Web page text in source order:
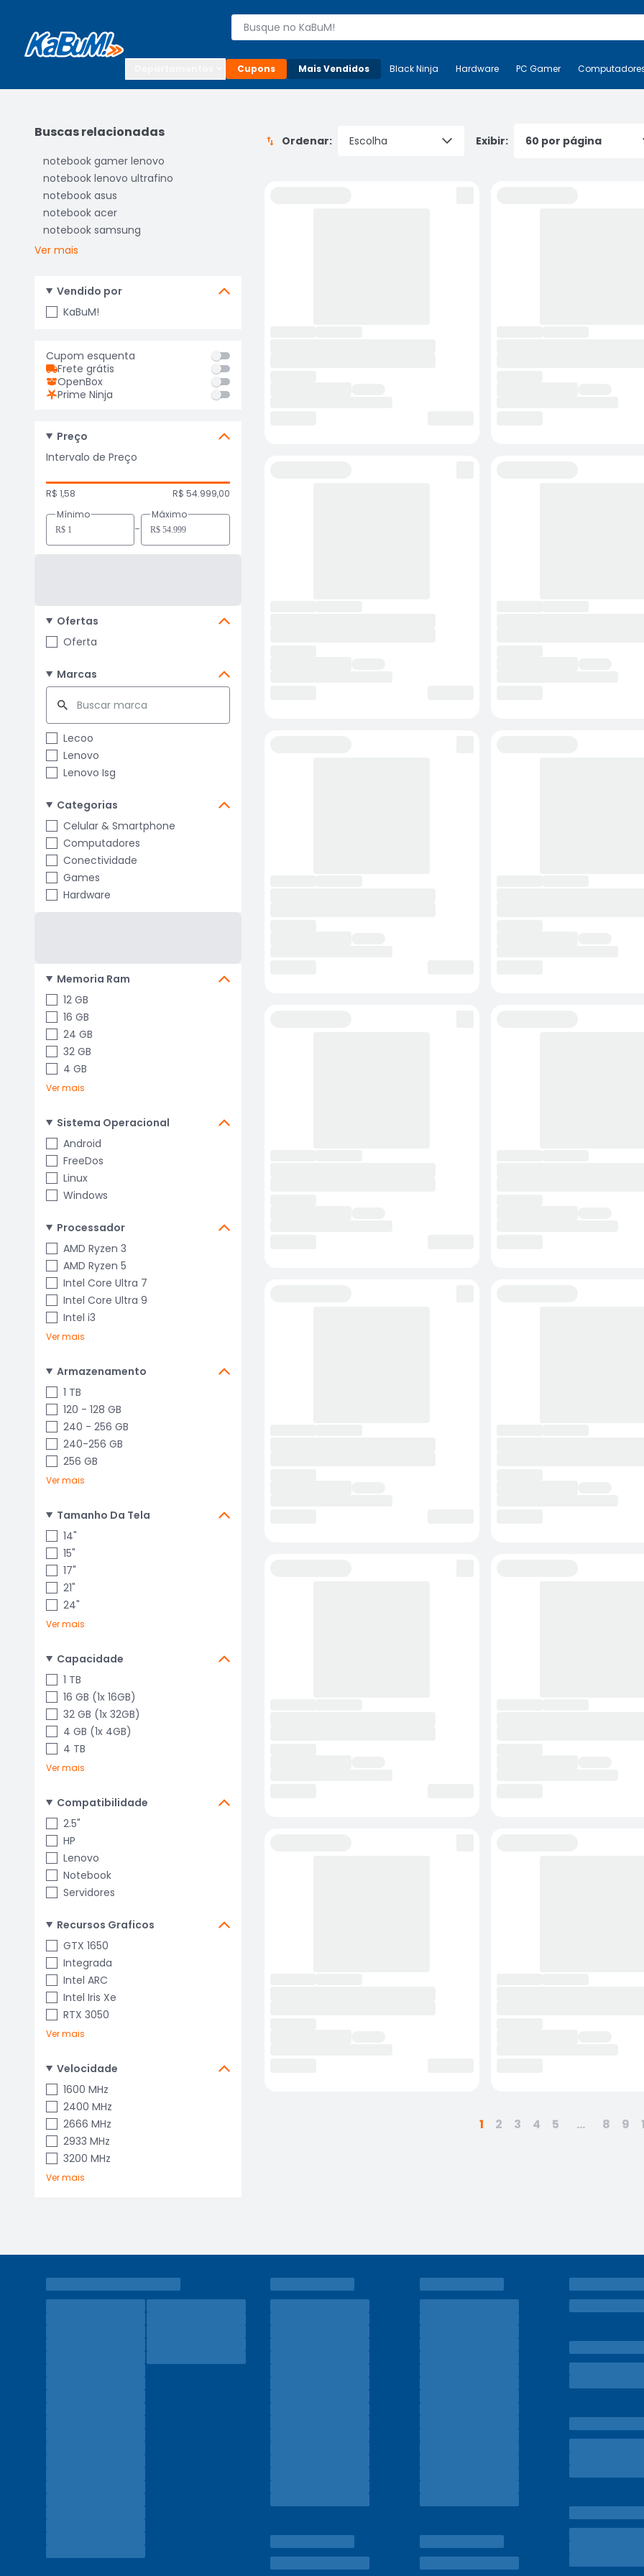
Buscar produtos
Cupons Mais Vendidos Mais-v- Black Ninja Hardware PC Gamer
Black Ninja Hardware PC Gamer
Buscas relacionadas
notebook gamer lenovo
notebook lenovo ultrafino
notebook asus
notebook acer
notebook samsung
Ver mais
Vendido por
KaBuM!
Cupom esquenta
Frete grátis
OpenBox
Prime Ninja
Preço
Intervalo de Preço
R$ 1,58
R$ 54.999,00
Mínimo
-
Máximo
Ofertas
Oferta
Marcas
Lecoo
Lenovo
Lenovo Isg
Categorias
Celular & Smartphone
Computadores
Conectividade
Games
Hardware
Memoria Ram
12 GB
16 GB
24 GB
32 GB
4 GB
Ver mais
Sistema Operacional
Android
FreeDos
Linux
Windows
Processador
AMD Ryzen 3
AMD Ryzen 5
Intel Core Ultra 7
Intel Core Ultra 9
Intel i3
Ver mais
Armazenamento
1 TB
120 - 128 GB
240 - 256 GB
240-256 GB
256 GB
Ver mais
Tamanho Da Tela
14"
15"
17"
21"
24"
Ver mais
Capacidade
1 TB
16 GB (1x 16GB)
32 GB (1x 32GB)
4 GB (1x 4GB)
4 TB
Ver mais
Compatibilidade
2.5"
HP
Lenovo
Notebook
Servidores
Recursos Graficos
GTX 1650
Integrada
Intel ARC
Intel Iris Xe
RTX 3050
Ver mais
Velocidade
1600 MHz
2400 MHz
2666 MHz
2933 MHz
3200 MHz
Ver mais
Ordenar: Exibir:
1 2 3 4 5 ... 8 9